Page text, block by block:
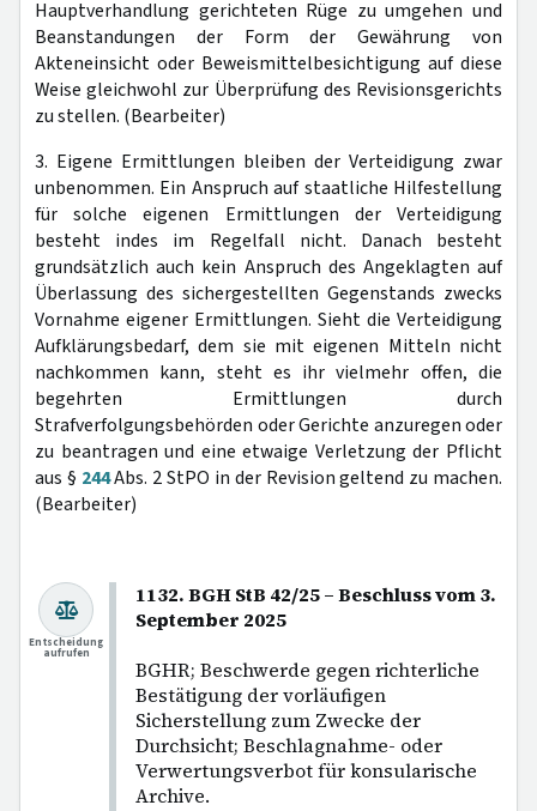
Hauptverhandlung gerichteten Rüge zu umgehen und
Beanstandungen der Form der Gewährung von
Akteneinsicht oder Beweismittelbesichtigung auf diese
Weise gleichwohl zur Überprüfung des Revisionsgerichts
zu stellen. (Bearbeiter)
3. Eigene Ermittlungen bleiben der Verteidigung zwar
unbenommen. Ein Anspruch auf staatliche Hilfestellung
für solche eigenen Ermittlungen der Verteidigung
besteht indes im Regelfall nicht. Danach besteht
grundsätzlich auch kein Anspruch des Angeklagten auf
Überlassung des sichergestellten Gegenstands zwecks
Vornahme eigener Ermittlungen. Sieht die Verteidigung
Aufklärungsbedarf, dem sie mit eigenen Mitteln nicht
nachkommen kann, steht es ihr vielmehr offen, die
begehrten Ermittlungen durch
Strafverfolgungsbehörden oder Gerichte anzuregen oder
zu beantragen und eine etwaige Verletzung der Pflicht
aus § 244Abs. 2 StPO in der Revision geltend zu machen.
(Bearbeiter)
1132. BGH StB 42/25 – Beschluss vom 3.
September 2025
BGHR; Beschwerde gegen richterliche
Bestätigung der vorläufigen
Sicherstellung zum Zwecke der
Durchsicht; Beschlagnahme- oder
Verwertungsverbot für konsularische
Archive.
Entscheidung
aufrufen